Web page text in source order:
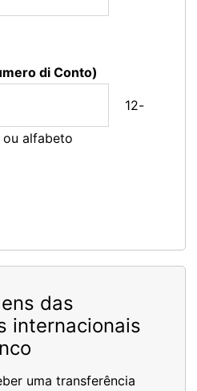
di Conto)
12-
alfabeto
das
internacionais
uma transferência